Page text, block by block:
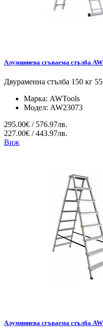
Алуминиева сгъваема стълба
Двураменна стълба 150 кг
Марка: AWTools
Модел: AW23073
295.00€ / 576.97лв.
227.00€ / 443.97лв.
Виж
Алуминиева сгъваема стълба